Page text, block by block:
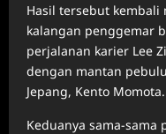
Hasil tersebut
kalangan penggemar
perjalanan karier Lee
dengan mantan
Jepang, Kento Momota.
Keduanya sama-